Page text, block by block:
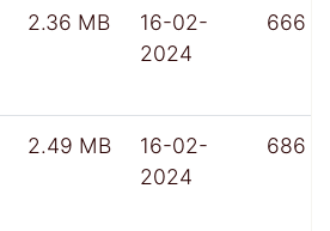
2.36 MB
16-02-
2024
666
2.49 MB
16-02-
2024
686